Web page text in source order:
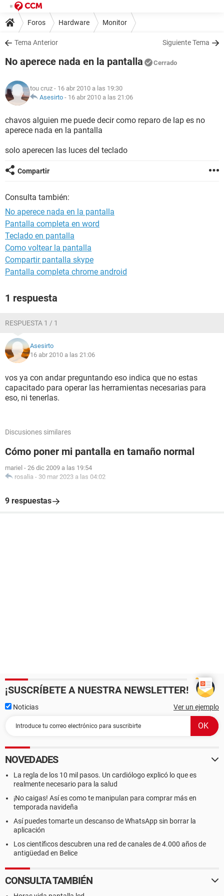
Foros Hardware Monitor
Tema Anterior Siguiente Tema
No aperece nada en la pantalla Cerrado
tou cruz - 16 abr 2010 a las 19:30
Asesirto - 16 abr 2010 a las 21:06
chavos alguien me puede decir como reparo de lap es no
aperece nada en la pantalla
solo aperecen las luces del teclado
Compartir
Consulta también:
No aperece nada en la pantalla
Pantalla completa en word
Teclado en pantalla
Como voltear la pantalla
Compartir pantalla skype
Pantalla completa chrome android
1 respuesta
RESPUESTA 1 / 1
Asesirto
16 abr 2010 a las 21:06
vos ya con andar preguntando eso indica que no estas
capacitado para operar las herramientas necesarias para
eso, ni tenerlas.
Discusiones similares
Cómo poner mi pantalla en tamaño normal
mariel - 26 dic 2009 a las 19:54
rosalia - 30 mar 2023 a las 04:02
9 respuestas
¡SUSCRÍBETE A NUESTRA NEWSLETTER!
Noticias Ver un ejemplo
NOVEDADES
La regla de los 10 mil pasos. Un cardiólogo explicó lo que es
realmente necesario para la salud
¡No caigas! Así es como te manipulan para comprar más en
temporada navideña
Así puedes tomarte un descanso de WhatsApp sin borrar la
aplicación
Los científicos descubren una red de canales de 4.000 años de
antigüedad en Belice
CONSULTA TAMBIÉN